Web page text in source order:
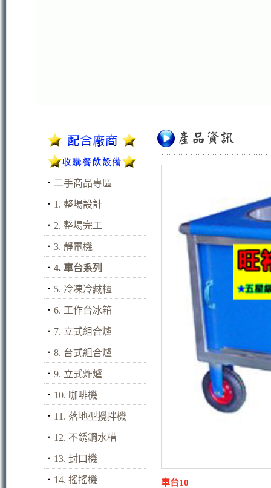
． 二手商品專區
． 1. 整場設計
． 2. 整場完工
． 3. 靜電機
． 4. 車台系列
． 5. 冷凍冷藏櫃
． 6. 工作台冰箱
． 7. 立式組合爐
． 8. 台式組合爐
． 9. 立式炸爐
． 10. 咖啡機
． 11. 落地型攪拌機
． 12. 不銹鋼水槽
． 13. 封口機
． 14. 搖搖機 車台10